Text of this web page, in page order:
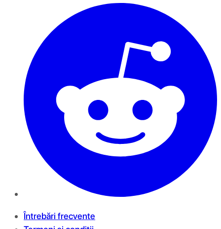
Întrebări frecvente